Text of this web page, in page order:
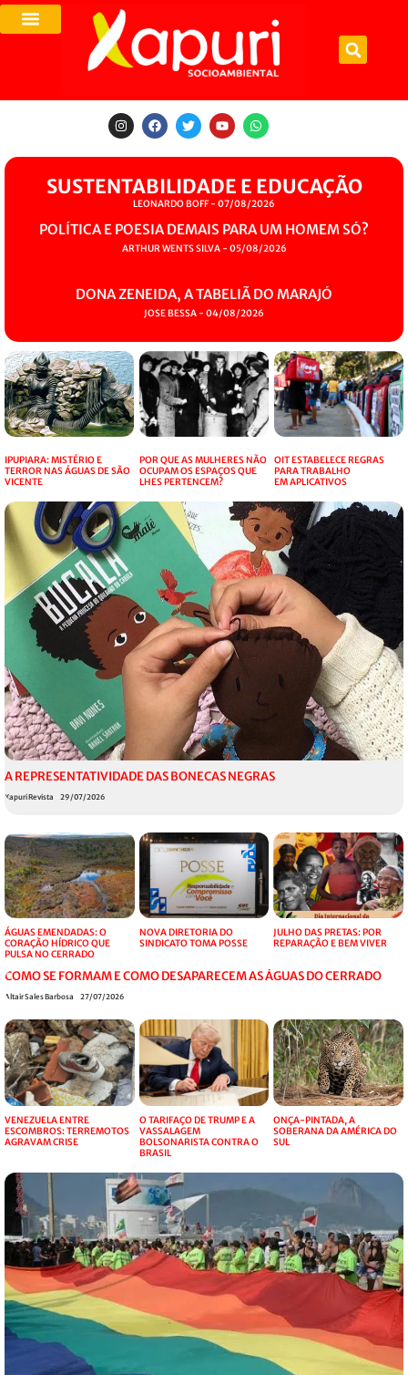
SUSTENTABILIDADE E EDUCAÇÃO
LEONARDO BOFF 07/08/2026
POLÍTICA E POESIA DEMAIS PARA UM HOMEM SÓ?
ARTHUR WENTS SILVA 05/08/2026
DONA ZENEIDA, A TABELIÃ DO MARAJÓ
JOSE BESSA 04/08/2026
IPUPIARA: MISTÉRIO E
TERROR NAS ÁGUAS DE SÃO
VICENTE
POR QUE AS MULHERES NÃO
OCUPAM OS ESPAÇOS QUE
LHES PERTENCEM?
OIT ESTABELECE REGRAS
PARA TRABALHO
EM APLICATIVOS
A REPRESENTATIVIDADE DAS BONECAS NEGRAS
Xapuri Revista 29/07/2026
ÁGUAS EMENDADAS: O
CORAÇÃO HÍDRICO QUE
PULSA NO CERRADO
NOVA DIRETORIA DO
SINDICATO TOMA POSSE
JULHO DAS PRETAS: POR
REPARAÇÃO E BEM VIVER
COMO SE FORMAM E COMO DESAPARECEM AS ÁGUAS DO CERRADO
Altair Sales Barbosa 27/07/2026
VENEZUELA ENTRE
ESCOMBROS: TERREMOTOS
AGRAVAM CRISE
O TARIFAÇO DE TRUMP E A
VASSALAGEM
BOLSONARISTA CONTRA O
BRASIL
ONÇA-PINTADA, A
SOBERANA DA AMÉRICA DO
SUL